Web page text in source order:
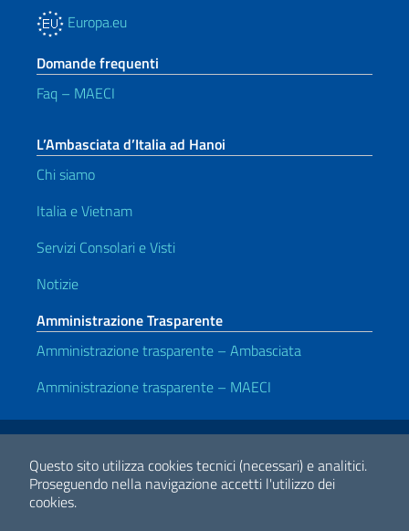
Questo sito utilizza cookies tecnici (necessari) e analitici.
Proseguendo nella navigazione accetti l'utilizzo dei
cookies.
Europa.eu
Domande frequenti
Faq – MAECI
L’Ambasciata d’Italia ad Hanoi
Chi siamo
Italia e Vietnam
Servizi Consolari e Visti
Notizie
Amministrazione Trasparente
Amministrazione trasparente – Ambasciata
Amministrazione trasparente – MAECI
Link Utili